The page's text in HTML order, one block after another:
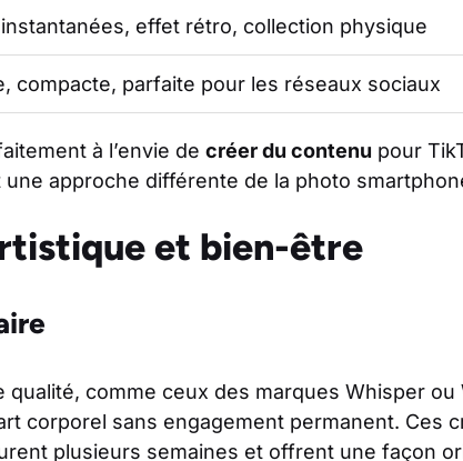
effet rétro, collection physique
compacte, parfaite pour les réseaux sociaux
à l’envie de créer du contenu pour
approche différente de la photo
et bien-être
qualité, comme ceux des marques Whisper ou
corporel sans engagement permanent. Ces
plusieurs semaines et offrent une façon